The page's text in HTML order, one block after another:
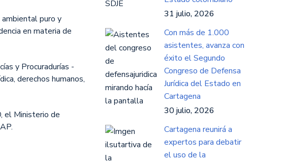
ambiental puro y
en materia de
y Procuradurías -
derechos humanos,
el Ministerio de
31 julio, 2026
Con más de 1.000
asistentes, avanza con
éxito el Segundo
Congreso de Defensa
Jurídica del Estado en
Cartagena
30 julio, 2026
Cartagena reunirá a
expertos para debatir
el uso de la